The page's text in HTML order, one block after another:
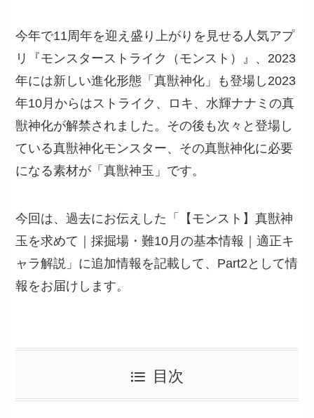
今年で11周年を迎え盛り上がりを見せる人気アプ
リ『モンスターストライク（モンスト）』、2023
年には新しい進化形態「真獣神化」も登場し2023
年10月からはストライク、ロキ、水輝ナナミの真
獣神化が解禁されました。その後も次々と登場し
ている真獣神化モンスター、その真獣神化に必要
になる素材が「真獣神玉」です。
今回は、過去にお伝えした「【モンスト】真獣神
玉を求めて｜採掘場・難10月の基本情報｜適正キ
ャラ解説」に追加情報を記載して、Part2として情
報をお届けします。
目次